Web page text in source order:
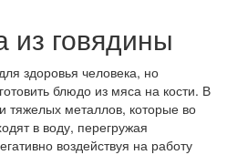
из говядины
здоровья человека, но
блюдо из мяса на кости. В
тяжелых металлов, которые во
в воду, перегружая
воздействуя на работу